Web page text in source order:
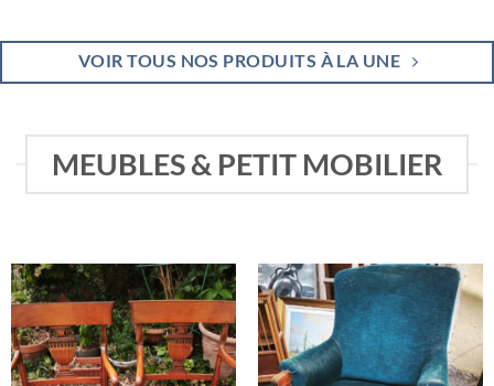
VOIR TOUS NOS PRODUITS À LA UNE
MEUBLES & PETIT MOBILIER